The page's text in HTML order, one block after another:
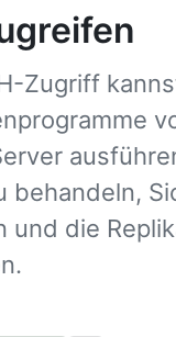
Zugriff
behandeln,
und die